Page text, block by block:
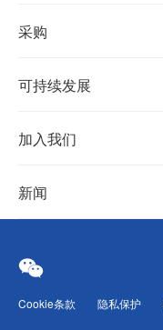
采购
可持续发展
加入我们
新闻
Cookie条款 隐私保护